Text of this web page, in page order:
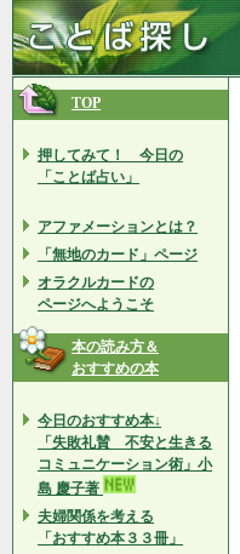
TOP
押してみて！ 今日の
「ことば占い」
アファメーションとは？
「無地のカード」ページ
オラクルカードの
ページへようこそ
本の読み方＆
おすすめの本
今日のおすすめ本↓
「失敗礼賛 不安と生きる
コミュニケーション術」小
島 慶子著
夫婦関係を考える
「おすすめ本３３冊」